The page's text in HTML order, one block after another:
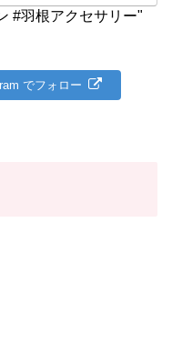
#羽根アクセサリー"
でフォロー